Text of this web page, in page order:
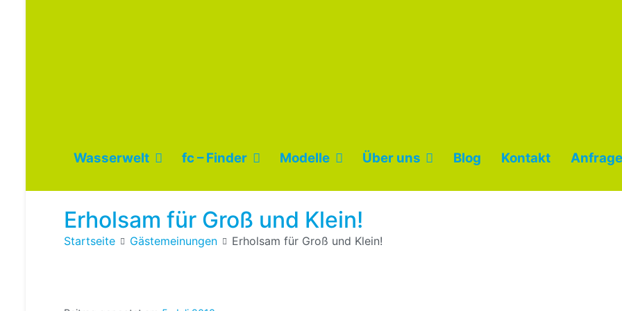
Wasserwelt fc – Finder Modelle Über uns Blog Kontakt
Erholsam für Groß und Klein!
Startseite Gästemeinungen Erholsam für Groß und Klein!